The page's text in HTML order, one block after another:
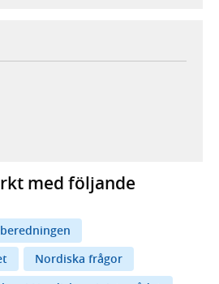
i ny flik, extern webbplats,
extern webbplats,
i ny flik, extern webbplats,
e-postklient,
med följande
Nordiska frågor